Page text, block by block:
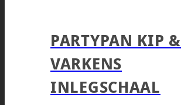
PARTYPAN KIP &
VARKENS
INLEGSCHAAL